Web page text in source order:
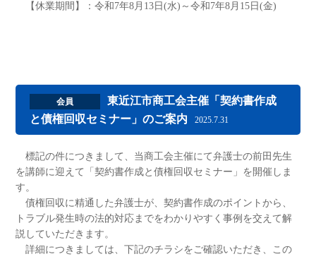
【休業期間】：令和7年8月13日(水)～令和7年8月15日(金)
会員
東近江市商工会主催「契約書作成
と債権回収セミナー」のご案内
2025.7.31
標記の件につきまして、当商工会主催にて弁護士の前田先生
を講師に迎えて「契約書作成と債権回収セミナー」を開催しま
す。
債権回収に精通した弁護士が、契約書作成のポイントから、
トラブル発生時の法的対応までをわかりやすく事例を交えて解
説していただきます。
詳細につきましては、下記のチラシをご確認いただき、この